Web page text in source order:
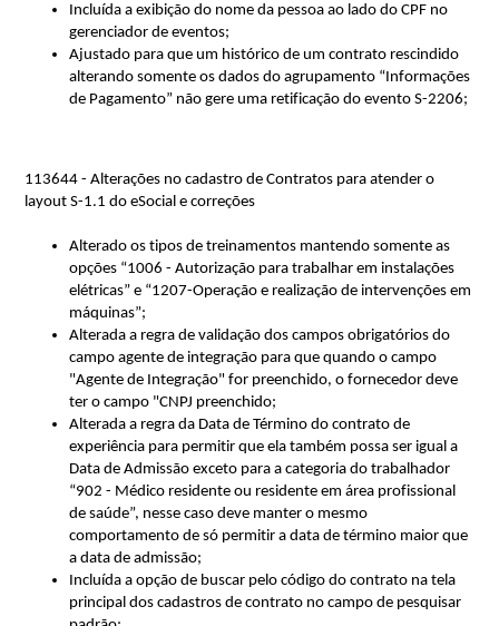
Incluída a exibição do nome da pessoa ao lado do CPF no
gerenciador de eventos;
Ajustado para que um histórico de um contrato rescindido
alterando somente os dados do agrupamento “Informações
de Pagamento” não gere uma retificação do evento S-2206;
113644 - Alterações no cadastro de Contratos para atender o
layout S-1.1 do eSocial e correções
Alterado os tipos de treinamentos mantendo somente as
opções “1006 - Autorização para trabalhar em instalações
elétricas” e “1207-Operação e realização de intervenções em
máquinas”;
Alterada a regra de validação dos campos obrigatórios do
campo agente de integração para que quando o campo
"Agente de Integração" for preenchido, o fornecedor deve
ter o campo "CNPJ preenchido;
Alterada a regra da Data de Término do contrato de
experiência para permitir que ela também possa ser igual a
Data de Admissão exceto para a categoria do trabalhador
“902 - Médico residente ou residente em área profissional
de saúde”, nesse caso deve manter o mesmo
comportamento de só permitir a data de término maior que
a data de admissão;
Incluída a opção de buscar pelo código do contrato na tela
principal dos cadastros de contrato no campo de pesquisar